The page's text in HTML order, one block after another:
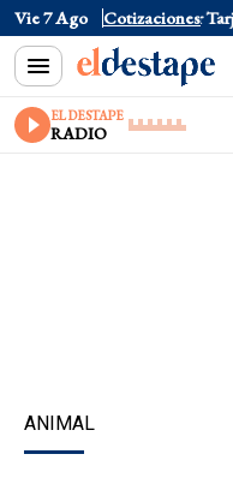
Vie 7 Ago Cotizaciones
$1520 Dólar Tarjeta
EL DESTAPE
RADIO
ANIMAL